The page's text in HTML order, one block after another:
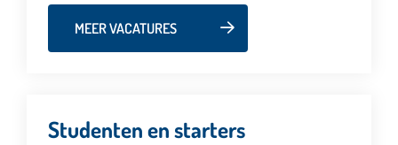
MEER VACATURES
Studenten en starters